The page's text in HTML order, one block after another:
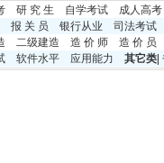
研 究 生 自学考试
成人高考
报 关 员 银行从业
司法考试
二级建造 造 价 师
造 价 员
软件水平 应用能力 其它类